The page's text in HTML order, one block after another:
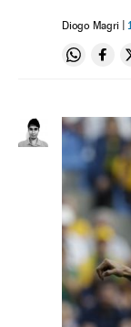
Diogo Magri